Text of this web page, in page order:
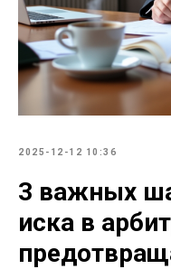
2025-12-12 10:36
3 важных
иска в